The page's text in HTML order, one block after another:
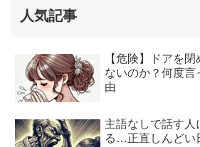
人気記事
【危険】ドアを
ないのか？何度言
由
主語なしで話す
る…正直しんどい